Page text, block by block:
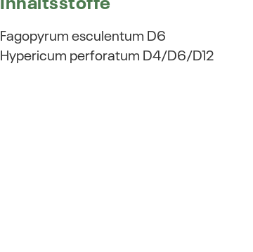
Fagopyrum esculentum D6
Hypericum perforatum D4/D6/D12